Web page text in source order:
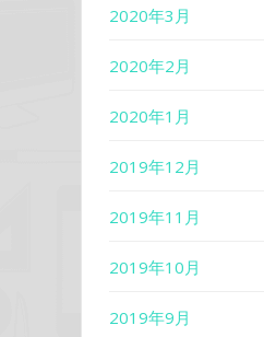
2020年3月
2020年2月
2020年1月
2019年12月
2019年11月
2019年10月
2019年9月